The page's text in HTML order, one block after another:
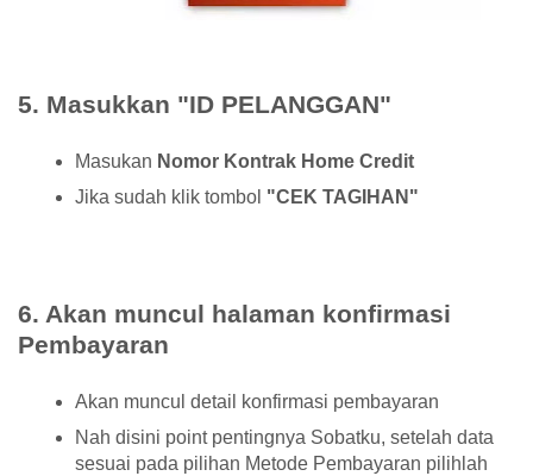
5. Masukkan "ID PELANGGAN"
Masukan Nomor Kontrak Home Credit
Jika sudah klik tombol "CEK TAGIHAN"
6. Akan muncul halaman konfirmasi
Pembayaran
Akan muncul detail konfirmasi pembayaran
Nah disini point pentingnya Sobatku, setelah data
sesuai pada pilihan Metode Pembayaran pilihlah